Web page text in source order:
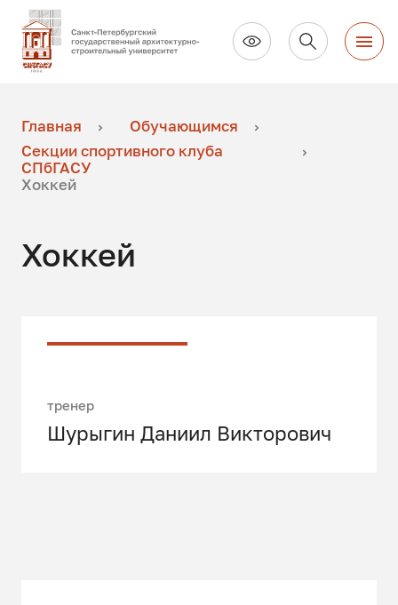
Главная
Обучающимся
Секции спортивного клуба
СПбГАСУ
Хоккей
Хоккей
тренер
Шурыгин Даниил Викторович